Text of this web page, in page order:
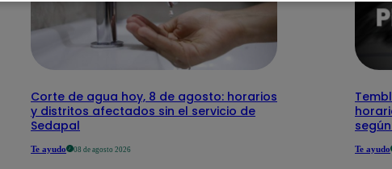
Corte de agua hoy, 8 de agosto: horarios
y distritos afectados sin el servicio de
Sedapal
Te ayudo 08 de agosto 2026 Te ayudo